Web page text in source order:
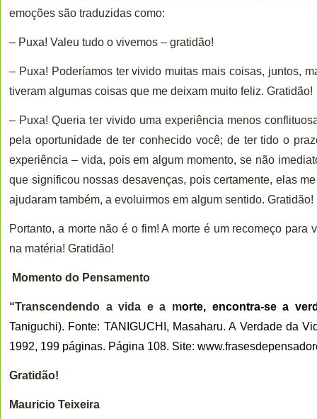
emoções são traduzidas como:
– Puxa! Valeu tudo o vivemos – gratidão!
– Puxa! Poderíamos ter vivido muitas mais coisas, juntos,
tiveram algumas coisas que me deixam muito feliz. Gratidão!
– Puxa! Queria ter vivido uma experiência menos
pela oportunidade de ter conhecido você; de ter tido o
experiência – vida, pois em algum momento, se não
que significou nossas desavenças, pois certamente, elas
ajudaram também, a evoluirmos em algum sentido. Gratidão!
Portanto, a morte não é o fim! A morte é um recomeço para
na matéria! Gratidão!
Momento do Pensamento
“Transcendendo a vida e a morte, encontra-se a
Taniguchi). Fonte: TANIGUCHI, Masaharu. A Verdade da
1992, 199 páginas. Página 108. Site:
Gratidão!
Mauricio Teixeira